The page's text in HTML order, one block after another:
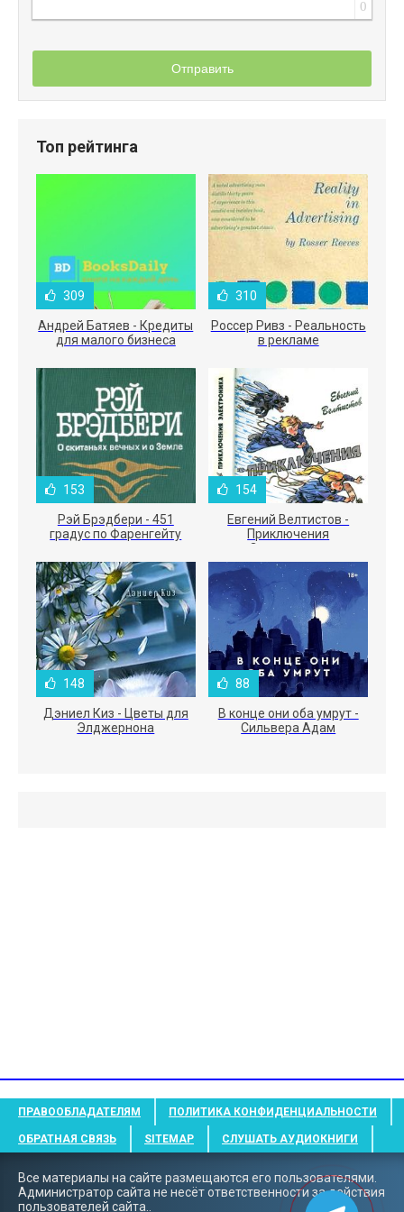
0
Отправить
Топ рейтинга
309
Андрей Батяев - Кредиты
для малого бизнеса
310
Россер Ривз - Реальность
в рекламе
153
Рэй Брэдбери - 451
градус по Фаренгейту
154
Евгений Велтистов -
Приключения
Электроника
148
Дэниел Киз - Цветы для
Элджернона
88
В конце они оба умрут -
Сильвера Адам
ПРАВООБЛАДАТЕЛЯМ ПОЛИТИКА КОНФИДЕНЦИАЛЬНОСТИ
ОБРАТНАЯ СВЯЗЬ SITEMAP СЛУШАТЬ АУДИОКНИГИ
Все материалы на сайте размещаются его пользователями.
Администратор сайта не несёт ответственности за действия
пользователей сайта..